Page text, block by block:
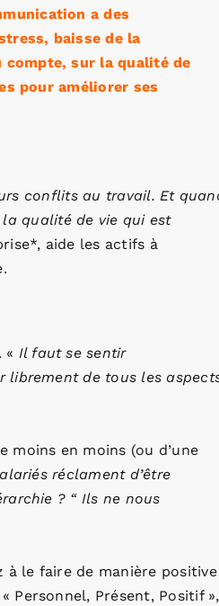
a des
baisse de la
sur la qualité de
pour améliorer ses
conflits au travail. Et
la qualité de vie qui est
aide les actifs à
« Il faut se sentir
librement de tous les
moins en moins (ou d’une
réclament d’être
? “ Ils ne nous
à le faire de manière positive
Personnel, Présent, Positif »,